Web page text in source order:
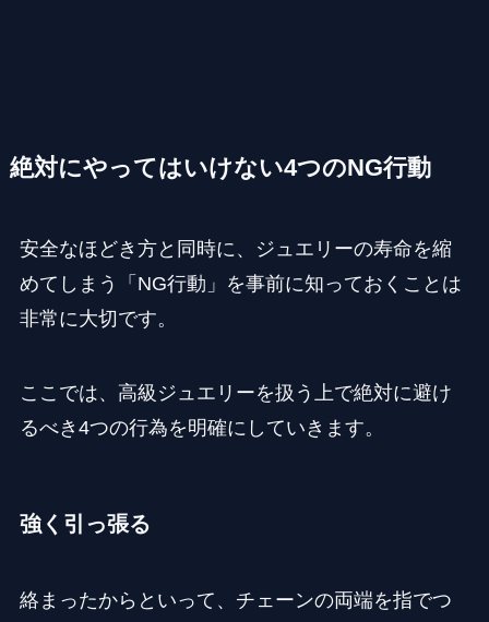
絶対にやってはいけない4つのNG行動
安全なほどき方と同時に、ジュエリーの寿命を縮
めてしまう「NG行動」を事前に知っておくことは
非常に大切です。
ここでは、高級ジュエリーを扱う上で絶対に避け
るべき4つの行為を明確にしていきます。
強く引っ張る
絡まったからといって、チェーンの両端を指でつ